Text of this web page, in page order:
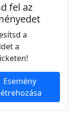
fel az
a
a
Esemény